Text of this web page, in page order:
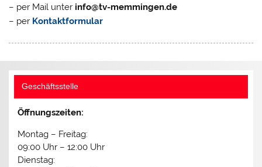
– per Mail unter info@tv-memmingen.de
– per Kontaktformular
Geschäftsstelle
Öffnungszeiten:
Montag – Freitag:
09:00 Uhr – 12:00 Uhr
Dienstag: